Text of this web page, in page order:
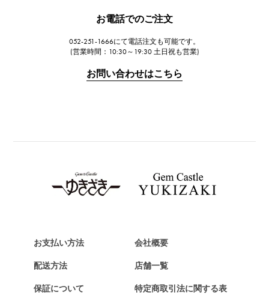
お電話でのご注文
052-251-1666にて電話注文も可能です。
(営業時間：10:30～19:30 土日祝も営業)
お問い合わせはこちら
お支払い方法
配送方法
保証について
会社概要
店舗一覧
特定商取引法に関する表